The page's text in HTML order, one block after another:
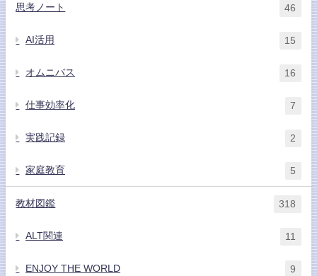
思考ノート 46
AI活用 15
オムニバス 16
仕事効率化 7
実践記録 2
家庭教育 5
教材図鑑 318
ALT関連 11
ENJOY THE WORLD 9